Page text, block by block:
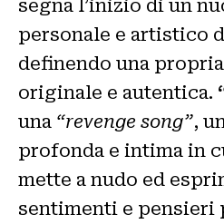
segna l’inizio di un
personale e artistico
definendo una
originale e autentica.
una “revenge song”,
profonda e intima in
mette a nudo ed
sentimenti e pensieri